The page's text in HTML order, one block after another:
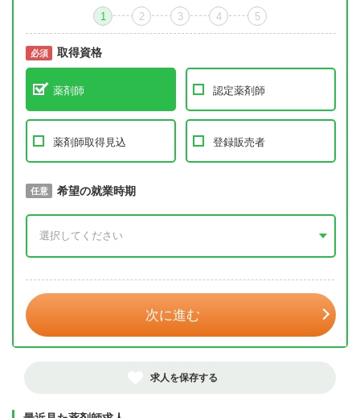
1 2 3 4 5
必須 取得資格
薬剤師 認定薬剤師
薬剤師取得見込 登録販売者
必須 取得予定年
任意 希望の就業時期
次に進む
求人を保存する